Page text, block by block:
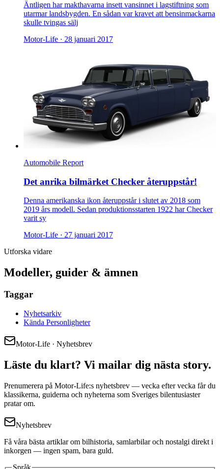
Äntligen har makthavarna insett vansinnet i lagstiftning som
utarmar landsbygden. En sådan var kravet att bensinmackarna
skulle tvingas sälj
Motor-Life · 28 januari 2017
Automobile Report
Det anrika bilmärket Checker återuppstår!
Denna amerikanska ikon återuppstår i slutet av 2018 som
2019 års modell. Sedan produktionsstarten 1922 har Checker
varit sy
Motor-Life · 27 januari 2017
Utforska vidare
Modeller, guider & ämnen
Taggar
Nyhetsarkiv
Kända Personligheter
Motor-Life · Nyhetsbrev
Läste du klart? Vi mailar dig nästa story.
Prenumerera på Motor-Life:s nyhetsbrev — vecka efter vecka får du
klassikerna, guiderna och nyheterna som Sveriges bilentusiaster
pratar om.
Nyhetsbrev
Få våra bästa artiklar om bilhistoria, samlarbilar och nostalgi direkt i
inkorgen — ingen spam, bara guld.
Språk